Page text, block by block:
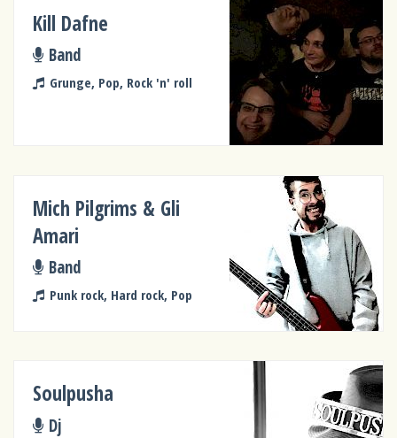
Kill Dafne
Band
Grunge, Pop, Rock 'n' roll
Mich Pilgrims & Gli
Amari
Band
Punk rock, Hard rock, Pop
Soulpusha
Dj